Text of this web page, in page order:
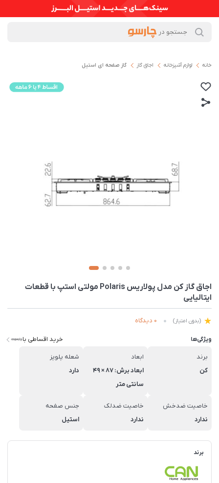
خانه لوازم آشپزخانه اجاق گاز گاز صفحه ای استیل
اجاق گاز کن مدل پولاریس Polaris مولتی استپ با قطعات
ایتالیایی
(بدون امتیاز) 0 دیدگاه
ویژگی‌ها خرید اقساطی با
برند
کن
ابعاد
ابعاد برش: 87 × 49
سانتی متر
شعله پلوپز
دارد
خاصیت ضدخش
ندارد
خاصیت ضدلک
ندارد
جنس صفحه
استیل
برند